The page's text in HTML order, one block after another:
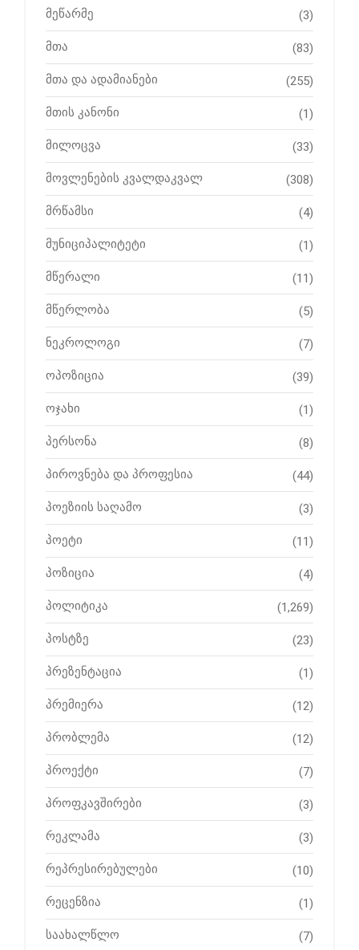
მეწარმე (3)
მთა (83)
მთა და ადამიანები (255)
მთის კანონი (1)
მილოცვა (33)
მოვლენების კვალდაკვალ (308)
მრწამსი (4)
მუნიციპალიტეტი (1)
მწერალი (11)
მწერლობა (5)
ნეკროლოგი (7)
ოპოზიცია (39)
ოჯახი (1)
პერსონა (8)
პიროვნება და პროფესია (44)
პოეზიის საღამო (3)
პოეტი (11)
პოზიცია (4)
პოლიტიკა (1,269)
პოსტზე (23)
პრეზენტაცია (1)
პრემიერა (12)
პრობლემა (12)
პროექტი (7)
პროფკავშირები (3)
რეკლამა (3)
რეპრესირებულები (10)
რეცენზია (1)
საახალწლო (7)